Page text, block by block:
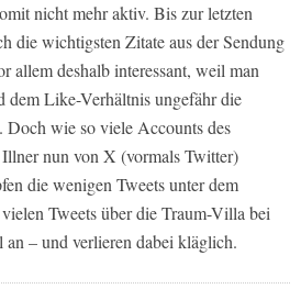
nicht mehr aktiv. Bis zur letzten
die wichtigsten Zitate aus der Sendung
allem deshalb interessant, weil man
dem Like-Verhältnis ungefähr die
Doch wie so viele Accounts des
nun von X (vormals Twitter)
die wenigen Tweets unter dem
Tweets über die Traum-Villa bei
– und verlieren dabei kläglich.